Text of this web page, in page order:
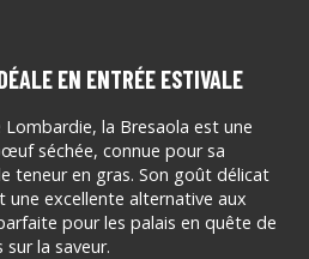
EN ENTRÉE ESTIVALE
la Bresaola est une
séchée, connue pour sa
teneur en gras. Son goût délicat
une excellente alternative aux
pour les palais en quête de
la saveur.